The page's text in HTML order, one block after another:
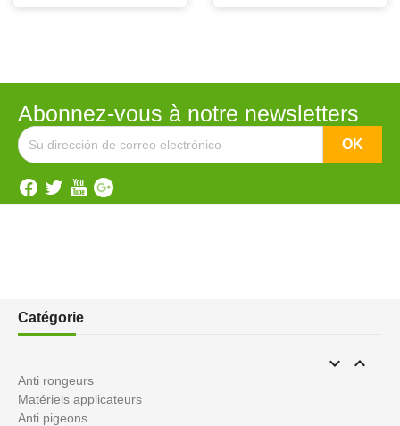
Abonnez-vous à notre newsletters
Catégorie
 
Anti rongeurs
Matériels applicateurs
Anti pigeons